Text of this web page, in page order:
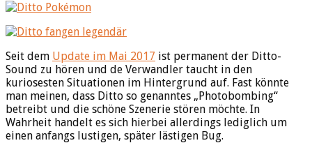
Seit dem Update im Mai 2017 ist permanent der Ditto-
Sound zu hören und de Verwandler taucht in den
kuriosesten Situationen im Hintergrund auf. Fast könnte
man meinen, dass Ditto so genanntes „Photobombing“
betreibt und die schöne Szenerie stören möchte. In
Wahrheit handelt es sich hierbei allerdings lediglich um
einen anfangs lustigen, später lästigen Bug.